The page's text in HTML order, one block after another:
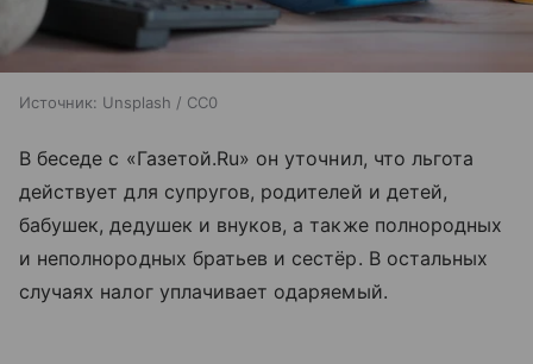
Источник: Unsplash / CC0
В беседе с «Газетой.Ru» он уточнил, что льгота
действует для супругов, родителей и детей,
бабушек, дедушек и внуков, а также полнородных
и неполнородных братьев и сестёр. В остальных
случаях налог уплачивает одаряемый.